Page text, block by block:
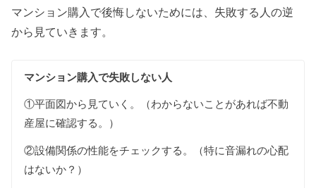
マンション購入で後悔しないためには、失敗する人の逆
から見ていきます。
マンション購入で失敗しない人
①平面図から見ていく。（わからないことがあれば不動
産屋に確認する。）
②設備関係の性能をチェックする。（特に音漏れの心配
はないか？）